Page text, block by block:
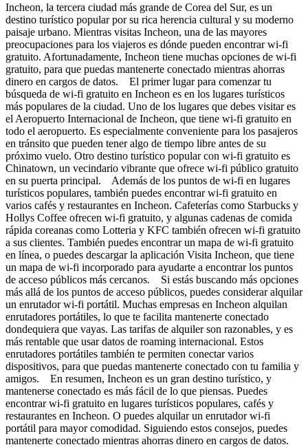
Incheon, la tercera ciudad más grande de Corea del Sur, es un
destino turístico popular por su rica herencia cultural y su moderno
paisaje urbano. Mientras visitas Incheon, una de las mayores
preocupaciones para los viajeros es dónde pueden encontrar wi-fi
gratuito. Afortunadamente, Incheon tiene muchas opciones de wi-fi
gratuito, para que puedas mantenerte conectado mientras ahorras
dinero en cargos de datos. El primer lugar para comenzar tu
búsqueda de wi-fi gratuito en Incheon es en los lugares turísticos
más populares de la ciudad. Uno de los lugares que debes visitar es
el Aeropuerto Internacional de Incheon, que tiene wi-fi gratuito en
todo el aeropuerto. Es especialmente conveniente para los pasajeros
en tránsito que pueden tener algo de tiempo libre antes de su
próximo vuelo. Otro destino turístico popular con wi-fi gratuito es
Chinatown, un vecindario vibrante que ofrece wi-fi público gratuito
en su puerta principal. Además de los puntos de wi-fi en lugares
turísticos populares, también puedes encontrar wi-fi gratuito en
varios cafés y restaurantes en Incheon. Cafeterías como Starbucks y
Hollys Coffee ofrecen wi-fi gratuito, y algunas cadenas de comida
rápida coreanas como Lotteria y KFC también ofrecen wi-fi gratuito
a sus clientes. También puedes encontrar un mapa de wi-fi gratuito
en línea, o puedes descargar la aplicación Visita Incheon, que tiene
un mapa de wi-fi incorporado para ayudarte a encontrar los puntos
de acceso públicos más cercanos. Si estás buscando más opciones
más allá de los puntos de acceso públicos, puedes considerar alquilar
un enrutador wi-fi portátil. Muchas empresas en Incheon alquilan
enrutadores portátiles, lo que te facilita mantenerte conectado
dondequiera que vayas. Las tarifas de alquiler son razonables, y es
más rentable que usar datos de roaming internacional. Estos
enrutadores portátiles también te permiten conectar varios
dispositivos, para que puedas mantenerte conectado con tu familia y
amigos. En resumen, Incheon es un gran destino turístico, y
mantenerse conectado es más fácil de lo que piensas. Puedes
encontrar wi-fi gratuito en lugares turísticos populares, cafés y
restaurantes en Incheon. O puedes alquilar un enrutador wi-fi
portátil para mayor comodidad. Siguiendo estos consejos, puedes
mantenerte conectado mientras ahorras dinero en cargos de datos.